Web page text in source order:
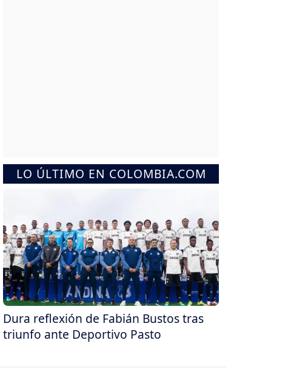
LO ÚLTIMO EN COLOMBIA.COM
Dura reflexión de Fabián Bustos tras
triunfo ante Deportivo Pasto